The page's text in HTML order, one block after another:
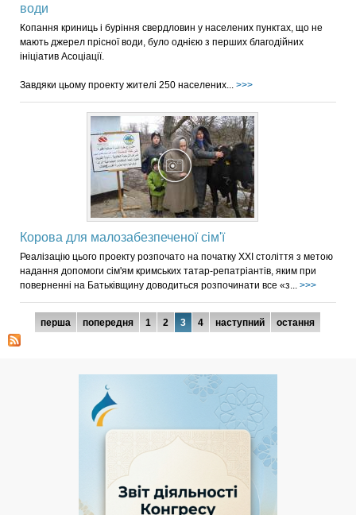
води
Копання криниць і буріння свердловин у населених пунктах, що не
мають джерел прісної води, було однією з перших благодійних
ініціатив Асоціації.
Завдяки цьому проекту жителі 250 населених... >>>
Корова для малозабезпеченої сім'ї
Реалізацію цього проекту розпочато на початку XXI століття з метою
надання допомоги сім'ям кримських татар-репатріантів, яким при
поверненні на Батьківщину доводиться розпочинати все «з... >>>
Сторінки
перша попередня 1 2 3 4 наступний остання